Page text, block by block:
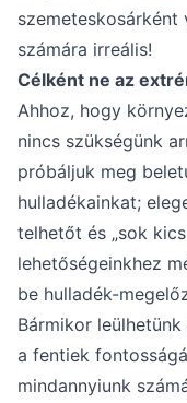
számára irreális!
Célként ne az
Ahhoz, hogy
nincs szükségünk
próbáljuk meg
hulladékainkat;
telhetőt és „sok
lehetőségeinkhez
be hulladék-
Bármikor
a fentiek
mindannyiunk